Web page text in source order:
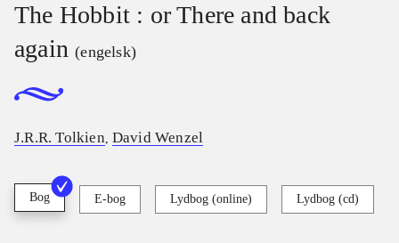
The Hobbit : or There and back
again (engelsk)
J.R.R. Tolkien, David Wenzel
Bog E-bog Lydbog (online) Lydbog (cd)